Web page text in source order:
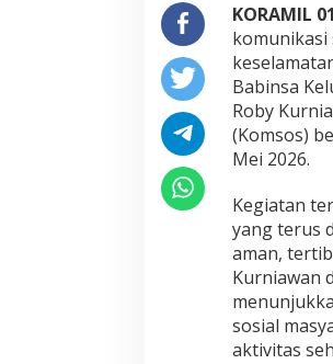
u
a
t
e
p
e
d
i
a
n
K
e
s
e
l
KORAMIL
komunikasi
Babinsa
Roby
(Komsos)
Mei 2026.
Kegiatan
yang terus
aman,
Kurniawan
sosial
aktivitas